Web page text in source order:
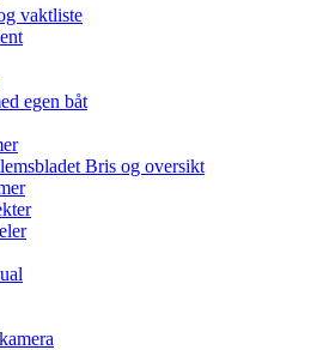
vaktliste
egen båt
Bris og oversikt